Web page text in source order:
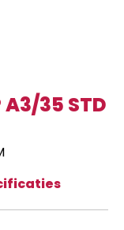
A3/35 STD